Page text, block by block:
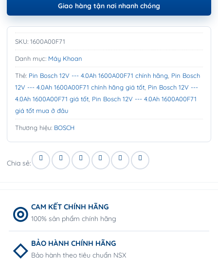
Giao hàng tận nơi nhanh chóng
SKU: 1600A00F71
Danh mục: Máy Khoan
Thẻ: Pin Bosch 12V --- 4.0Ah 1600A00F71 chính hãng Pin Bosch
12V --- 4.0Ah 1600A00F71 chính hãng giá tốt Pin Bosch 12V ---
4.0Ah 1600A00F71 giá tốt Pin Bosch 12V --- 4.0Ah 1600A00F71
giá tốt mua ở đâu
Thương hiệu: BOSCH
Chia sẻ:
CAM KẾT CHÍNH HÃNG
100% sản phẩm chính hãng
BẢO HÀNH CHÍNH HÃNG
Bảo hành theo tiêu chuẩn NSX